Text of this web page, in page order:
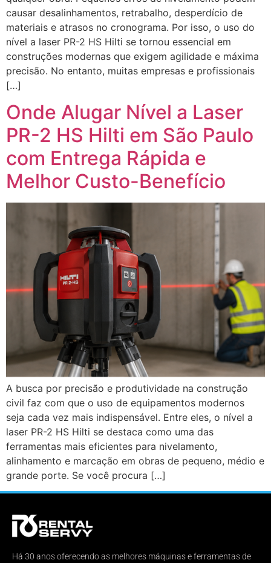
causar desalinhamentos, retrabalho, desperdício de
materiais e atrasos no cronograma. Por isso, o uso do
nível a laser PR-2 HS Hilti se tornou essencial em
construções modernas que exigem agilidade e máxima
precisão. No entanto, muitas empresas e profissionais
[…]
Onde Alugar Nível a Laser
PR-2 HS Hilti em São Paulo
com Entrega Rápida e
Melhor Custo-Benefício
A busca por precisão e produtividade na construção
civil faz com que o uso de equipamentos modernos
seja cada vez mais indispensável. Entre eles, o nível a
laser PR-2 HS Hilti se destaca como uma das
ferramentas mais eficientes para nivelamento,
alinhamento e marcação em obras de pequeno, médio e
grande porte. Se você procura […]
Há 30 anos oferecendo as melhores máquinas e ferramentas de